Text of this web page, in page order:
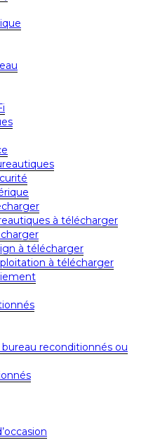
à télécharger
à télécharger
à télécharger
reconditionnés ou